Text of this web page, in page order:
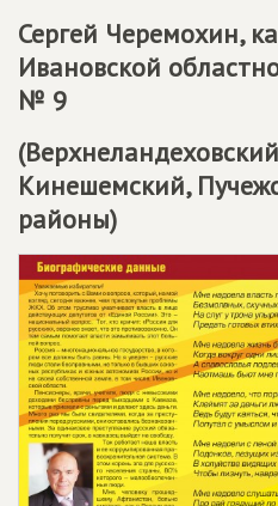
Сергей Черемохин,
Ивановской
№ 9
Кинешемский,
районы)